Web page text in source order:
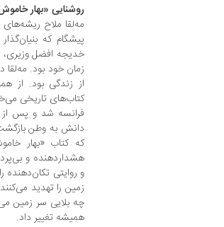
روشنایی «بهار
مه‌لقا ملاح
پیشگام که
خدیجه افضل وزیری،
زمان خود بود.
از زندگی بود. از
کتاب‌های تاریخی
فرانسه شد و پس از
دانش به وطن
که کتاب «بهار
هشداردهنده و
و روایتی
زمین را تهدید
چه بلایی سر زمین
همیشه تغییر داد.